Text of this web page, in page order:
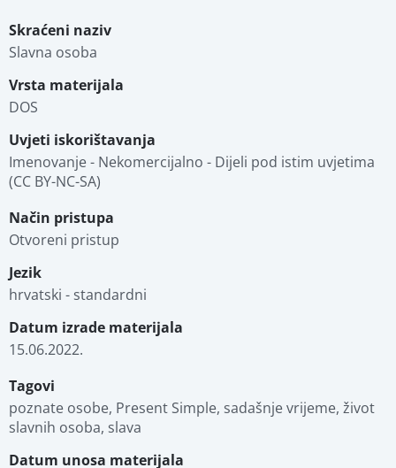
Skraćeni naziv
Slavna osoba
Vrsta materijala
DOS
Uvjeti iskorištavanja
Imenovanje - Nekomercijalno - Dijeli pod istim uvjetima
(CC BY-NC-SA)
Način pristupa
Otvoreni pristup
Jezik
hrvatski - standardni
Datum izrade materijala
15.06.2022.
Tagovi
poznate osobe, Present Simple, sadašnje vrijeme, život
slavnih osoba, slava
Datum unosa materijala